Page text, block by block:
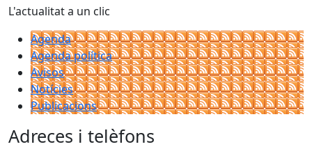
L'actualitat a un clic
Agenda
Agenda política
Avisos
Notícies
Publicacions
Adreces i telèfons